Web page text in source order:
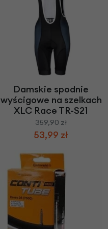
Damskie spodnie
wyścigowe na szelkach
XLC Race TR-S21
359,90 zł
53,99 zł